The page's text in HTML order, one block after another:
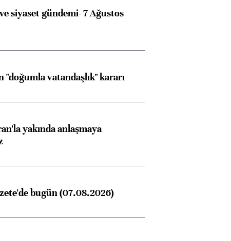
Almanya, Commerzbank
görüşmelere hazırlanıyor
siyaset gündemi- 7 Ağustos
"doğumla vatandaşlık" kararı
yakında anlaşmaya
bugün (07.08.2026)